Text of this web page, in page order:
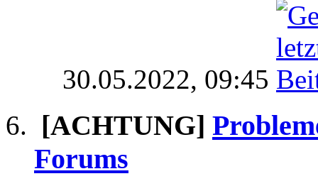
30.05.2022, 09:45
[ACHTUNG]
Forums